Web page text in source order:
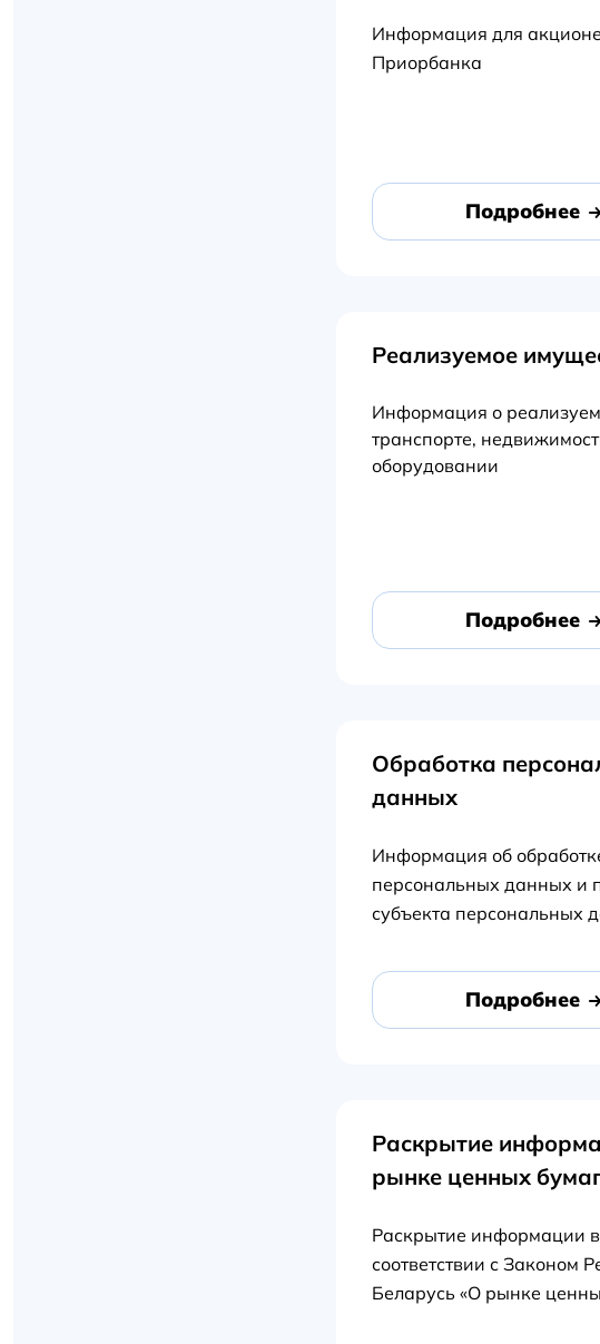
Информация для
Приорбанка
Подробнее
Реализуемое
Информация о
транспорте,
оборудовании
Подробнее
Обработка
данных
Информация об
персональных данных и
субъекта персональных
Подробнее
Раскрытие
рынке ценных
Раскрытие информации в
соответствии с Законом
Беларусь «О рынке